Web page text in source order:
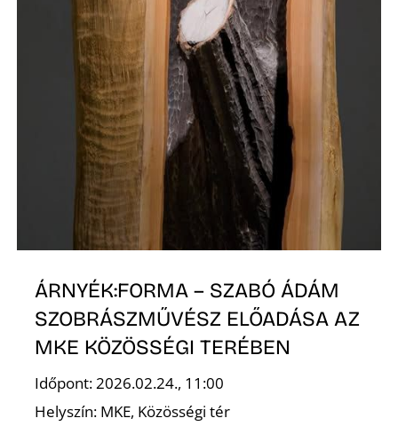
ÁRNYÉK:FORMA – SZABÓ ÁDÁM
SZOBRÁSZMŰVÉSZ ELŐADÁSA AZ
MKE KÖZÖSSÉGI TERÉBEN
Időpont: 2026.02.24., 11:00
Helyszín: MKE, Közösségi tér